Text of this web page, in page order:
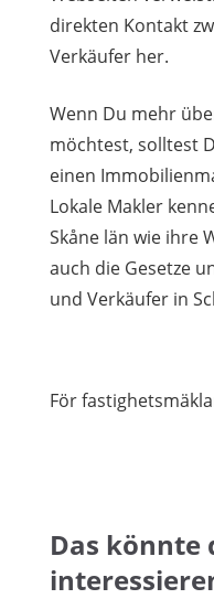
direkten Kontakt
Verkäufer her.
Wenn Du mehr
möchtest, solltest
einen
Lokale Makler
Skåne län wie ihre
auch die Gesetze
und Verkäufer in
För
Das könnte